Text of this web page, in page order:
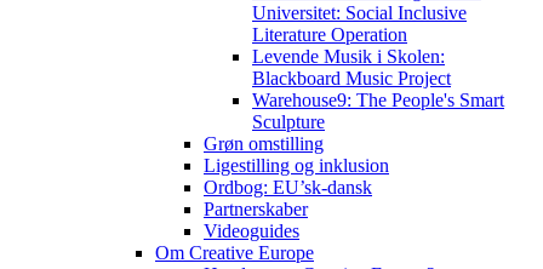
Universitet: Social Inclusive
Literature Operation
Levende Musik i Skolen:
Blackboard Music Project
Warehouse9: The People's Smart
Sculpture
Grøn omstilling
Ligestilling og inklusion
Ordbog: EU’sk-dansk
Partnerskaber
Videoguides
Om Creative Europe